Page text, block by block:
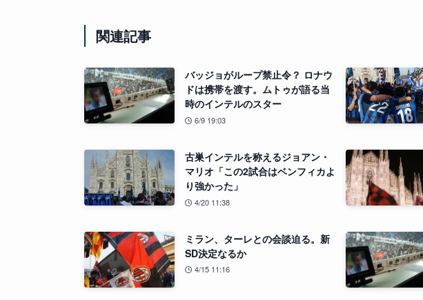
関連記事
バッジョがループ禁止令？ ロナウ
ドは携帯を渡す。ムトゥが語る当
時のインテルのスター
6/9 19:03
古巣インテルを称えるジョアン・
マリオ「この2試合はベンフィカよ
り強かった」
4/20 11:38
ミラン、ターレとの会談迫る。新
SD決定なるか
4/15 11:16